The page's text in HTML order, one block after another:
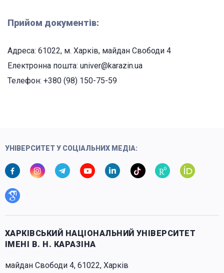
Прийом документів:
Адреса: 61022, м. Харків, майдан Свободи 4
Електронна пошта: univer@karazin.ua
Телефон: +380 (98) 150-75-59
УНІВЕРСИТЕТ У СОЦІАЛЬНИХ МЕДІА:
ХАРКІВСЬКИЙ НАЦІОНАЛЬНИЙ УНІВЕРСИТЕТ
ІМЕНІ В. Н. КАРАЗІНА
майдан Свободи 4, 61022, Харків